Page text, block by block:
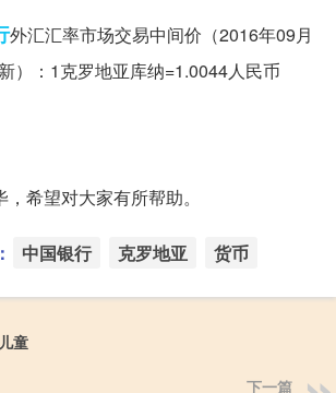
外汇汇率市场交易中间价（2016年09月
）：1克罗地亚库纳=1.0044人民币
希望对大家有所帮助。
中国银行 克罗地亚 货币
童
下一篇